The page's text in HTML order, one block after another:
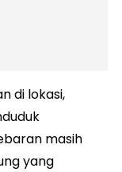
di lokasi,
masih
yang